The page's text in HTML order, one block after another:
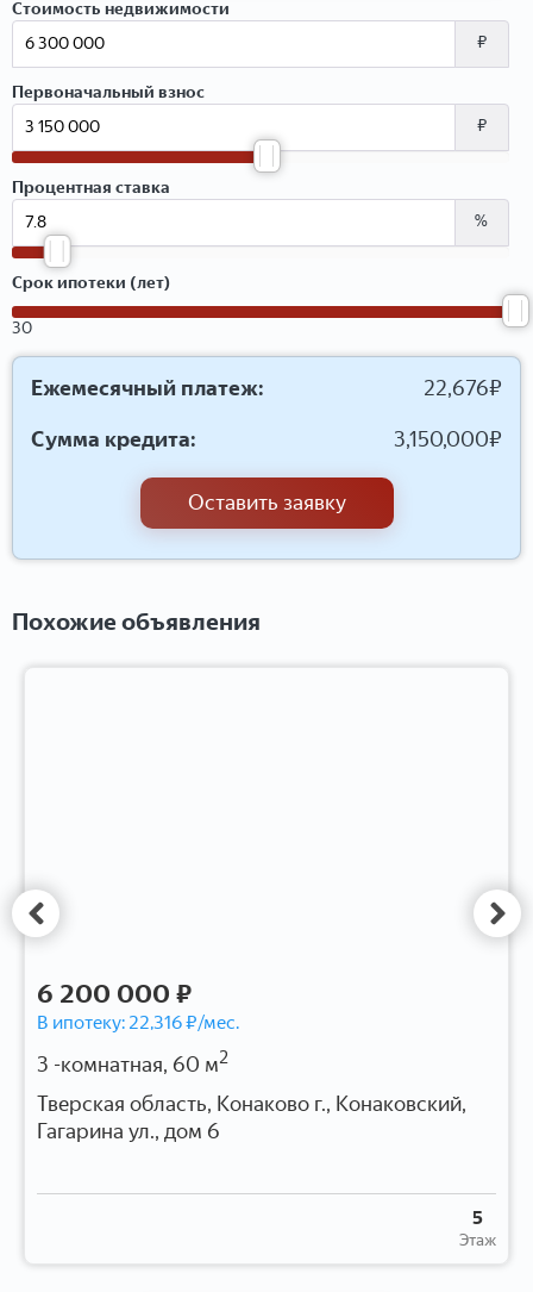
Стоимость недвижимости
₽
Первоначальный взнос
₽
Процентная ставка
%
Срок ипотеки (лет)
30
Ежемесячный платеж: 22,676₽
Сумма кредита:
3,150,000₽
Оставить заявку
Похожие объявления
6 200 000 ₽
В ипотеку: 22,316₽/мес.
3 -комнатная, 60 м2
Тверская область, Конаково г., Конаковский,
Гагарина ул., дом 6
Этаж
5